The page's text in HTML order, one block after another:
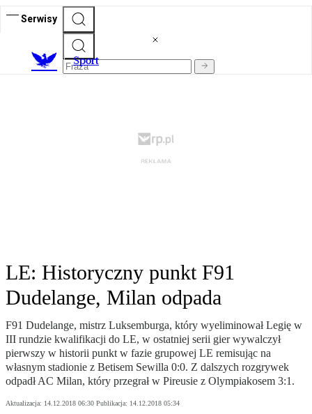
Serwisy
Sport
LE: Historyczny punkt F91
Dudelange, Milan odpada
F91 Dudelange, mistrz Luksemburga, który wyeliminował Legię w
III rundzie kwalifikacji do LE, w ostatniej serii gier wywalczył
pierwszy w historii punkt w fazie grupowej LE remisując na
własnym stadionie z Betisem Sewilla 0:0. Z dalszych rozgrywek
odpadł AC Milan, który przegrał w Pireusie z Olympiakosem 3:1.
Aktualizacja: 14.12.2018 06:30 Publikacja: 14.12.2018 05:34